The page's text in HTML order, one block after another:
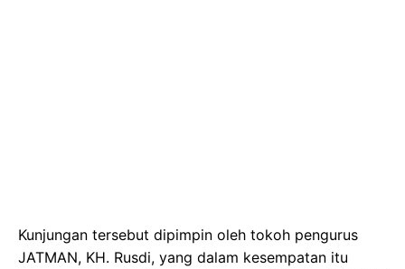
Kunjungan tersebut dipimpin oleh tokoh pengurus
JATMAN, KH. Rusdi, yang dalam kesempatan itu